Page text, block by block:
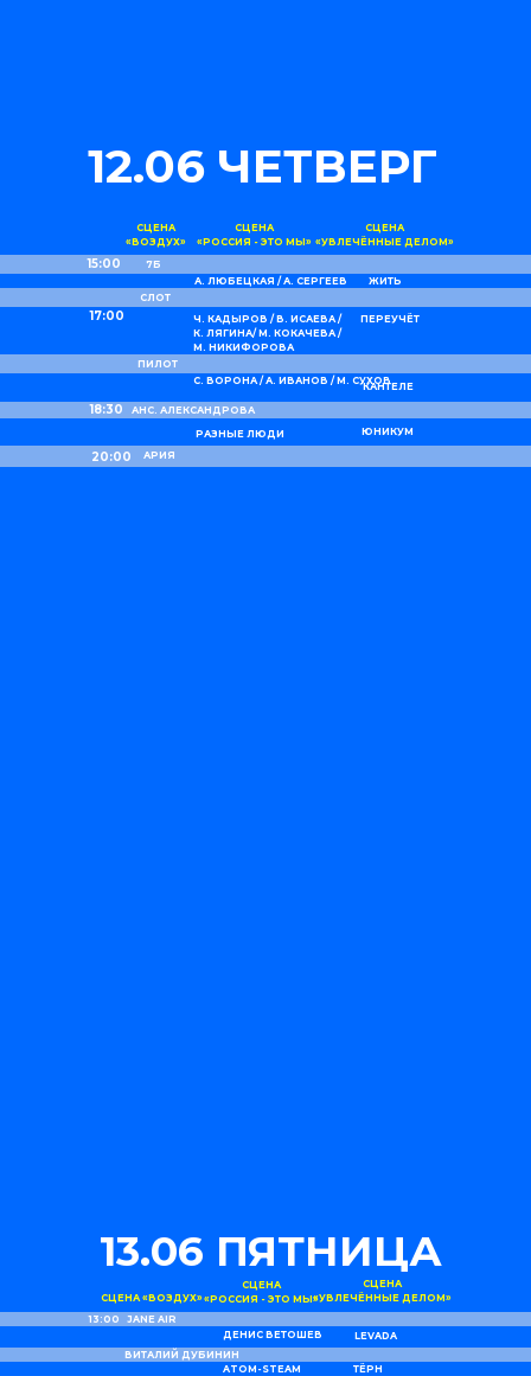
12.06 ЧЕТВЕРГ
СЦЕНА
«ВОЗДУХ»
СЦЕНА
«РОССИЯ - ЭТО МЫ»
СЦЕНА
«УВЛЕЧЁННЫЕ ДЕЛОМ»
15:00
17:00
18:30
20:00
7Б
СЛОТ
АНС. АЛЕКСАНДРОВА
АРИЯ
ПИЛОТ
РАЗНЫЕ ЛЮДИ ЮНИКУМ
КАНТЕЛЕ
ПЕРЕУЧЁТ
ЖИТЬ
А. ЛЮБЕЦКАЯ / А. СЕРГЕЕВ
Ч. КАДЫРОВ / В. ИСАЕВА /
К. ЛЯГИНА/ М. КОКАЧЕВА /
М. НИКИФОРОВА
С. ВОРОНА / А. ИВАНОВ / М. СУХОВ
13.06 ПЯТНИЦА
СЦЕНА
«РОССИЯ - ЭТО МЫ»
СЦЕНА
«УВЛЕЧЁННЫЕ ДЕЛОМ»
СЦЕНА «ВОЗДУХ»
13:00
JANE AIR
ВИТАЛИЙ ДУБИНИН
ТЁРН
LEVADA
ДЕНИС ВЕТОШЕВ
ATOM-STEAM